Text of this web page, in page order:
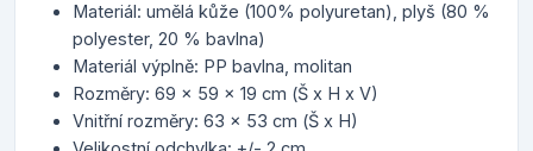
Materiál: umělá kůže (100% polyuretan), plyš (80 %
polyester, 20 % bavlna)
Materiál výplně: PP bavlna, molitan
Rozměry: 69 x 59 x 19 cm (Š x H x V)
Vnitřní rozměry: 63 x 53 cm (Š x H)